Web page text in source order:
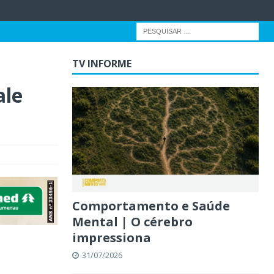
TV INFORME
Comportamento e Saúde
Mental | O cérebro
impressiona
31/07/2026